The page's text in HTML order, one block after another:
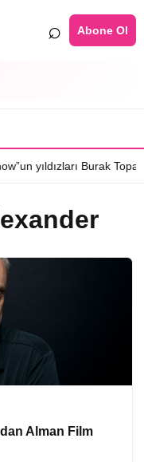
⌕ Abone Ol
yıldızları Burak
Alman Film